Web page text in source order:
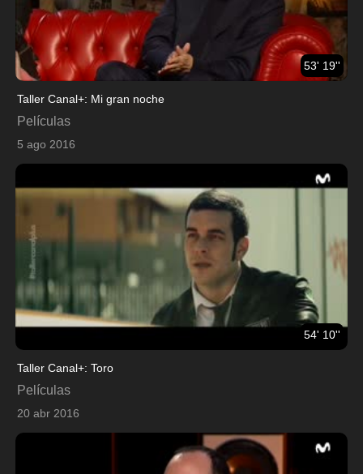
53' 19''
Taller Canal+: Mi gran noche
Películas
5 ago 2016
54' 10''
Taller Canal+: Toro
Películas
20 abr 2016